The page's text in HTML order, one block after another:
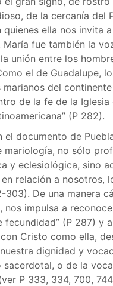
de la cercanía del
quienes ella nos invita
María fue también la
unión entre los
el de Guadalupe,
marianos del
de la fe de la Iglesia
(P 282).
el documento de
mariología, no sólo
y eclesiológica, sino
relación a nosotros,
303). De una manera
nos impulsa a
fecundidad” (P 287) y
Cristo como ella,
dignidad y
sacerdotal, o de la
P 333, 334, 700,